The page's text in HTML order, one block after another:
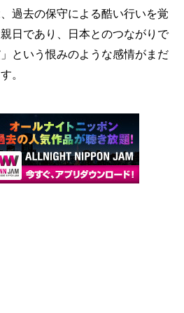
過去の保守による酷い行いを覚
日であり、日本とのつながりで
という恨みのような感情がまだ
。